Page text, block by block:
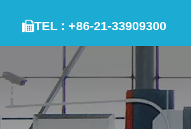
TEL : +86-21-33909300